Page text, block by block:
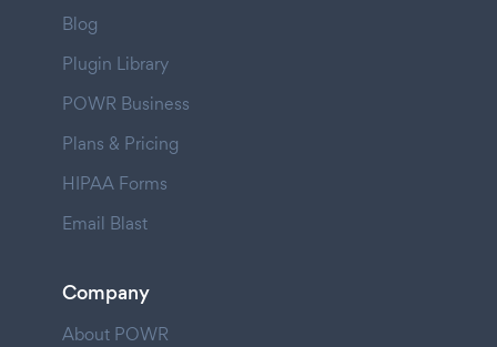
Blog
Plugin Library
POWR Business
Plans & Pricing
HIPAA Forms
Email Blast
Company
About POWR